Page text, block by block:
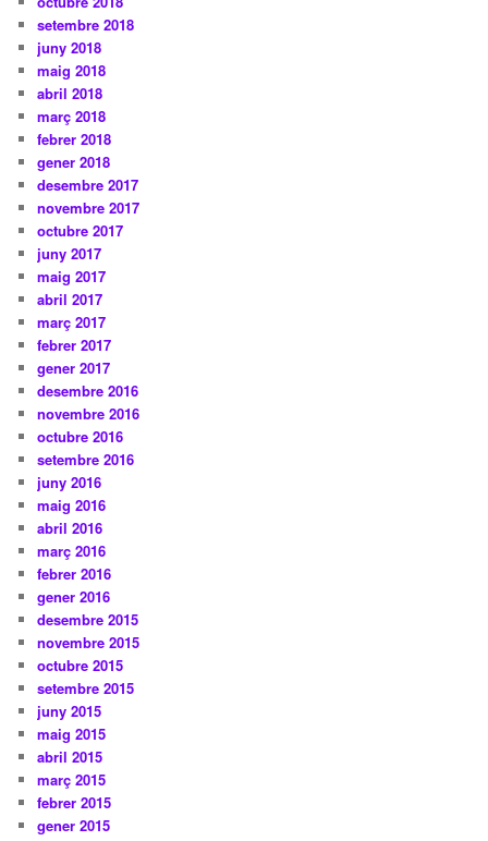
setembre 2018
juny 2018
maig 2018
abril 2018
març 2018
febrer 2018
gener 2018
desembre 2017
novembre 2017
octubre 2017
juny 2017
maig 2017
abril 2017
març 2017
febrer 2017
gener 2017
desembre 2016
novembre 2016
octubre 2016
setembre 2016
juny 2016
maig 2016
abril 2016
març 2016
febrer 2016
gener 2016
desembre 2015
novembre 2015
octubre 2015
setembre 2015
juny 2015
maig 2015
abril 2015
març 2015
febrer 2015
gener 2015